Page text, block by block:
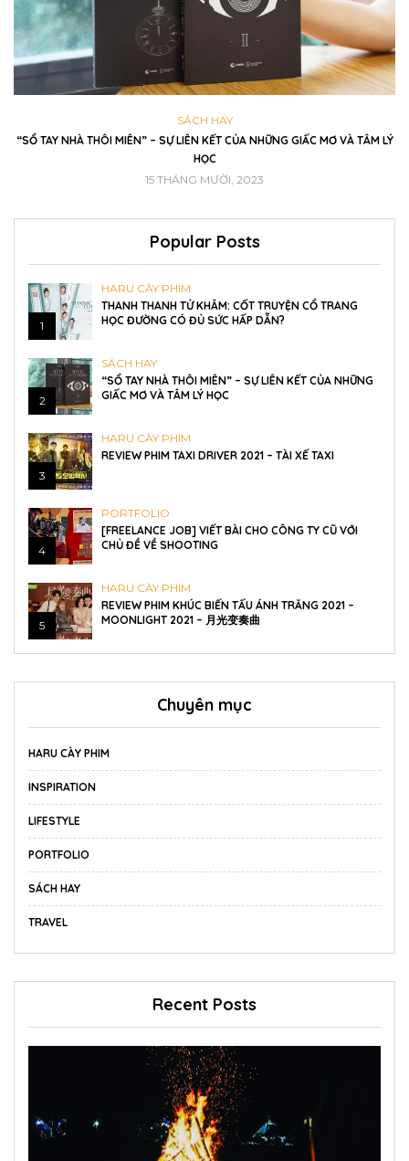
TÂM LÝ
HARU CÀY PHIM
REVIEW TRỞ LẠI TUỔI 18 – BỘ PHIM CHỦ ĐỀ TÌNH CẢM GIA ĐÌNH
ĐÁNG XEM CỦA NĂM 2020
2 THÁNG MƯỜI MỘT, 2021
Popular Posts
1
HARU CÀY PHIM
THANH THANH TỬ KHÂM: CỐT TRUYỆN CỔ TRANG
HỌC ĐƯỜNG CÓ ĐỦ SỨC HẤP DẪN?
2
SÁCH HAY
“SỔ TAY NHÀ THÔI MIÊN” – SỰ LIÊN KẾT CỦA NHỮNG
GIẤC MƠ VÀ TÂM LÝ HỌC
3
HARU CÀY PHIM
REVIEW PHIM TAXI DRIVER 2021 – TÀI XẾ TAXI
4
PORTFOLIO
[FREELANCE JOB] VIẾT BÀI CHO CÔNG TY CŨ VỚI
CHỦ ĐỀ VỀ SHOOTING
5
HARU CÀY PHIM
REVIEW PHIM KHÚC BIẾN TẤU ÁNH TRĂNG 2021 –
MOONLIGHT 2021 – 月光变奏曲
Chuyên mục
HARU CÀY PHIM
INSPIRATION
LIFESTYLE
PORTFOLIO
SÁCH HAY
TRAVEL
Recent Posts